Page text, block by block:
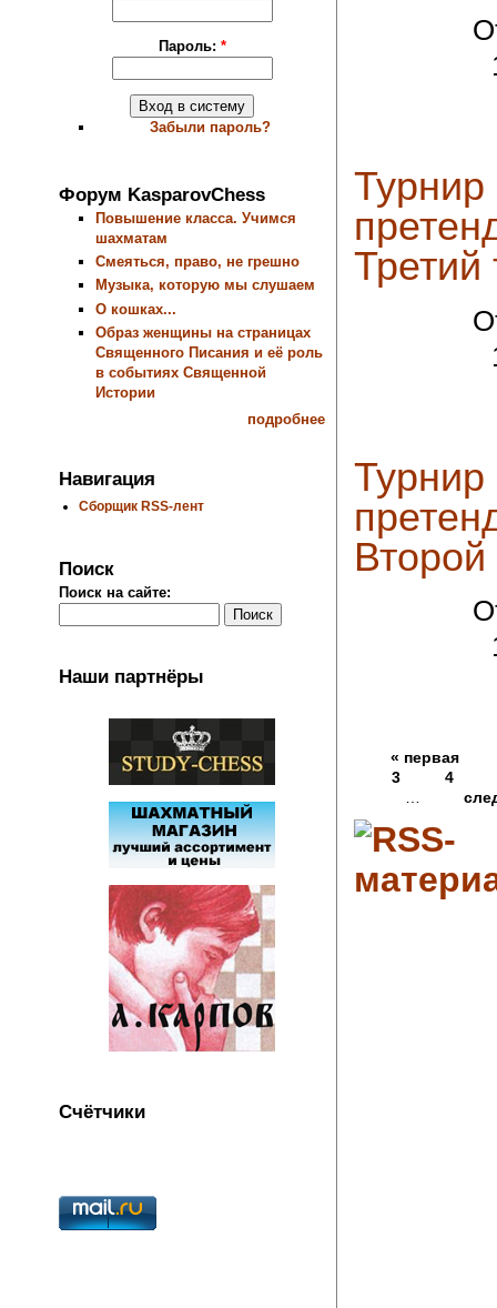
Пароль: *
Забыли пароль?
Форум KasparovChess
Повышение класса. Учимся
шахматам
Смеяться, право, не грешно
Музыка, которую мы слушаем
О кошках...
Образ женщины на страницах
Священного Писания и её роль
в событиях Священной
Истории
подробнее
Навигация
Сборщик RSS-лент
Поиск
Поиск на сайте:
Наши партнёры
Счётчики
Турнир
Третий
Турнир
Второй
« первая
3
4
…